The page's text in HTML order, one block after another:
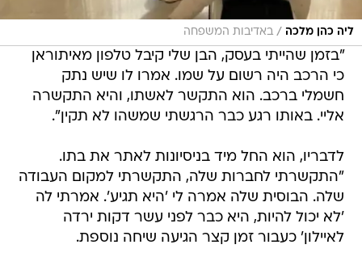
ליה כהן מלכה / באדיבות המשפחה
"בזמן שהייתי בעסק, הבן שלי קיבל טלפון מאיתוראן
כי הרכב היה רשום על שמו. אמרו לו שיש נתק
חשמלי ברכב. הוא התקשר לאשתו, והיא התקשרה
אליי. באותו רגע כבר הרגשתי שמשהו לא תקין".
לדבריו, הוא החל מיד בניסיונות לאתר את בתו.
"התקשרתי לחברות שלה, התקשרתי למקום העבודה
שלה. הבוסית שלה אמרה לי 'היא תגיע'. אמרתי לה
'לא יכול להיות, היא כבר לפני עשר דקות ירדה
לאיילון' כעבור זמן קצר הגיעה שיחה נוספת.